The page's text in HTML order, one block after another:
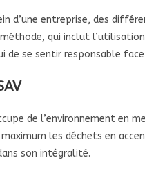
d’une entreprise, des
qui inclut
se sentir responsable face
de l’environnement
les déchets en
son intégralité.